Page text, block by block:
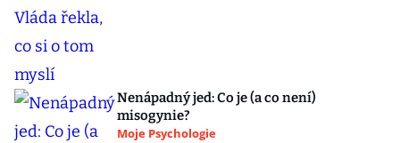
Nenápadný jed: Co je (a co není)
misogynie?
Moje Psychologie